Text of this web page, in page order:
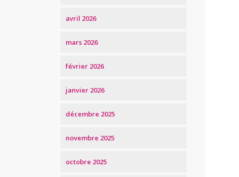
avril 2026
mars 2026
février 2026
janvier 2026
décembre 2025
novembre 2025
octobre 2025